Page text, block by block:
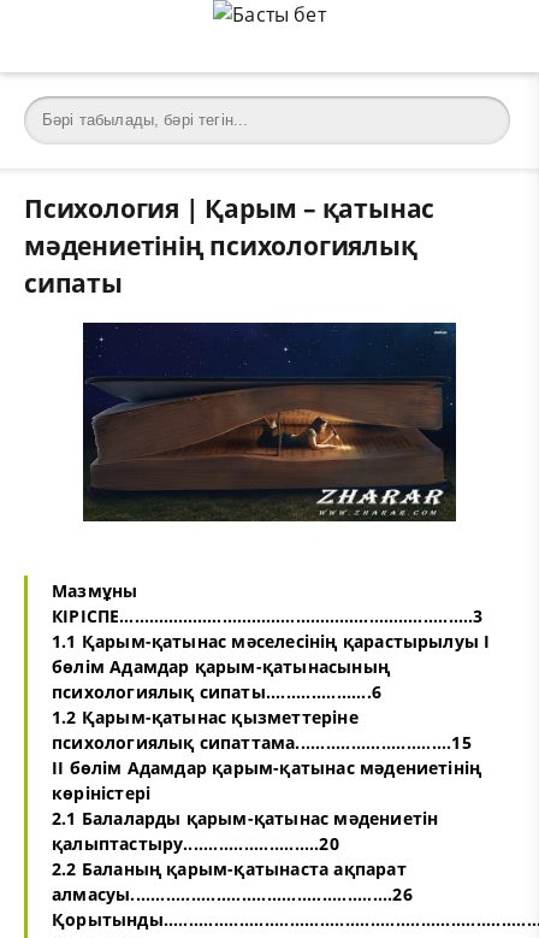
Психология | Қарым – қатынас
мәдениетінің психологиялық
сипаты
Мазмұны
КІРІСПЕ……………………………………………………............3
1.1 Қарым-қатынас мәселесінің қарастырылуы I
бөлім Адамдар қарым-қатынасының
психологиялық сипаты.....................6
1.2 Қарым-қатынас қызметтеріне
психологиялық сипаттама...............................15
II бөлім Адамдар қарым-қатынас мәдениетінің
көріністері
2.1 Балаларды қарым-қатынас мәдениетін
қалыптастыру...........................20
2.2 Баланың қарым-қатынаста ақпарат
алмасуы....................................................26